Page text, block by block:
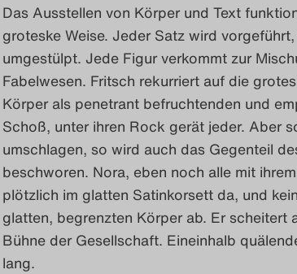
Das Ausstellen von Körper und Text
groteske Weise. Jeder Satz wird
umgestülpt. Jede Figur verkommt zur
Fabelwesen. Fritsch rekurriert auf die
Körper als penetrant befruchtenden und
Schoß, unter ihren Rock gerät jeder. Aber
umschlagen, so wird auch das Gegenteil
beschworen. Nora, eben noch alle mit
plötzlich im glatten Satinkorsett da, und
glatten, begrenzten Körper ab. Er scheitert
Bühne der Gesellschaft. Eineinhalb
lang.